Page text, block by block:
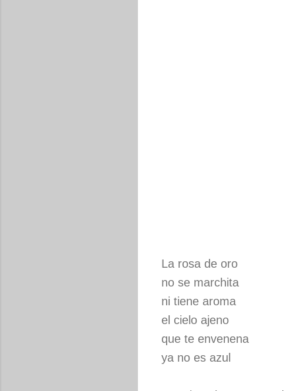
La rosa de oro
no se marchita
ni tiene aroma
el cielo ajeno
que te envenena
ya no es azul